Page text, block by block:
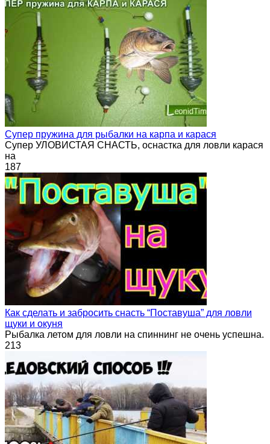
Супер пружина для рыбалки на карпа и карася
Супер УЛОВИСТАЯ СНАСТЬ, оснастка для ловли карася
на
187
Как сделать и забросить снасть “Поставуша” для ловли
щуки и окуня
Рыбалка летом для ловли на спиннинг не очень успешна.
213